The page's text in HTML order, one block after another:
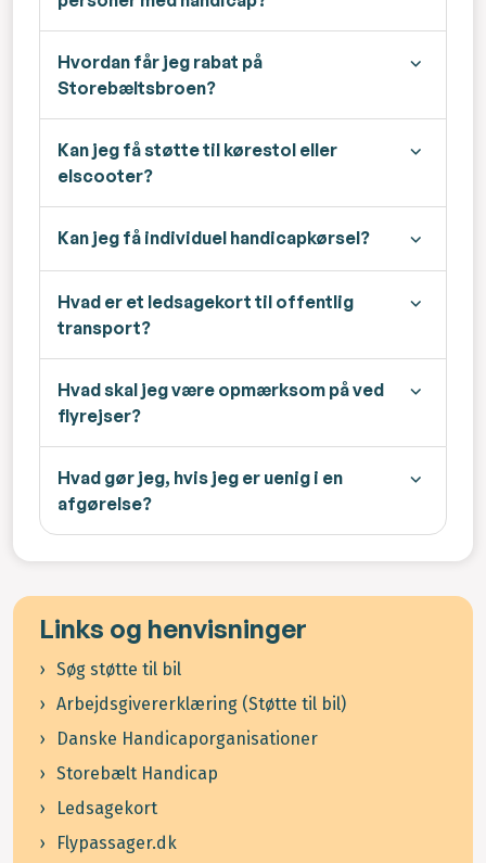
Hvordan får jeg rabat på
Storebæltsbroen?
Kan jeg få støtte til kørestol eller
elscooter?
Kan jeg få individuel handicapkørsel?
Hvad er et ledsagekort til offentlig
transport?
Hvad skal jeg være opmærksom på ved
flyrejser?
Hvad gør jeg, hvis jeg er uenig i en
afgørelse?
Links og henvisninger
Søg støtte til bil
Arbejdsgivererklæring (Støtte til bil)
Danske Handicaporganisationer
Storebælt Handicap
Ledsagekort
Flypassager.dk